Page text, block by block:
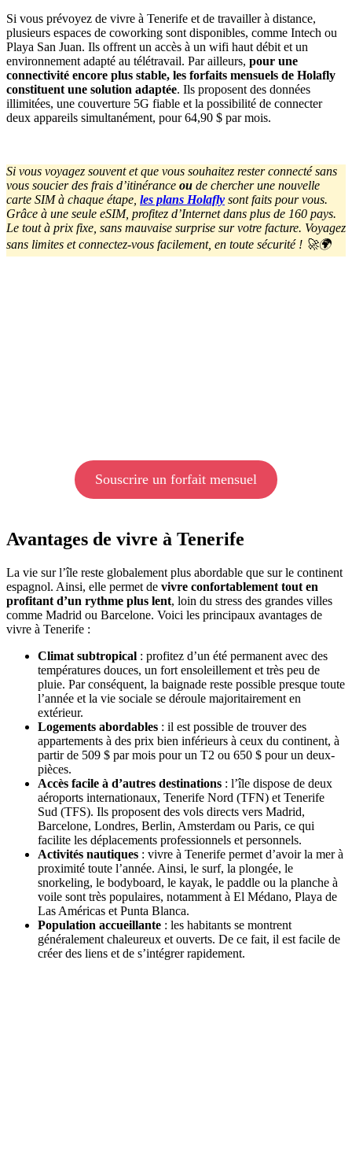
Si vous prévoyez de vivre à Tenerife et de travailler à distance,
plusieurs espaces de coworking sont disponibles, comme Intech ou
Playa San Juan. Ils offrent un accès à un wifi haut débit et un
environnement adapté au télétravail. Par ailleurs, pour une
connectivité encore plus stable, les forfaits mensuels de Holafly
constituent une solution adaptée. Ils proposent des données
illimitées, une couverture 5G fiable et la possibilité de connecter
deux appareils simultanément, pour 64,90 $ par mois.
Si vous voyagez souvent et que vous souhaitez rester connecté sans
vous soucier des frais d’itinérance ou de chercher une nouvelle
carte SIM à chaque étape, les plans Holafly sont faits pour vous.
Grâce à une seule eSIM, profitez d’Internet dans plus de 160 pays.
Le tout à prix fixe, sans mauvaise surprise sur votre facture. Voyagez
sans limites et connectez-vous facilement, en toute sécurité ! 🚀🌍
Souscrire un forfait mensuel
Avantages de vivre à Tenerife
La vie sur l’île reste globalement plus abordable que sur le continent
espagnol. Ainsi, elle permet de vivre confortablement tout en
profitant d’un rythme plus lent, loin du stress des grandes villes
comme Madrid ou Barcelone. Voici les principaux avantages de
vivre à Tenerife :
Climat subtropical : profitez d’un été permanent avec des
températures douces, un fort ensoleillement et très peu de
pluie. Par conséquent, la baignade reste possible presque toute
l’année et la vie sociale se déroule majoritairement en
extérieur.
Logements abordables : il est possible de trouver des
appartements à des prix bien inférieurs à ceux du continent, à
partir de 509 $ par mois pour un T2 ou 650 $ pour un deux-
pièces.
Accès facile à d’autres destinations : l’île dispose de deux
aéroports internationaux, Tenerife Nord (TFN) et Tenerife
Sud (TFS). Ils proposent des vols directs vers Madrid,
Barcelone, Londres, Berlin, Amsterdam ou Paris, ce qui
facilite les déplacements professionnels et personnels.
Activités nautiques : vivre à Tenerife permet d’avoir la mer à
proximité toute l’année. Ainsi, le surf, la plongée, le
snorkeling, le bodyboard, le kayak, le paddle ou la planche à
voile sont très populaires, notamment à El Médano, Playa de
Las Américas et Punta Blanca.
Population accueillante : les habitants se montrent
généralement chaleureux et ouverts. De ce fait, il est facile de
créer des liens et de s’intégrer rapidement.